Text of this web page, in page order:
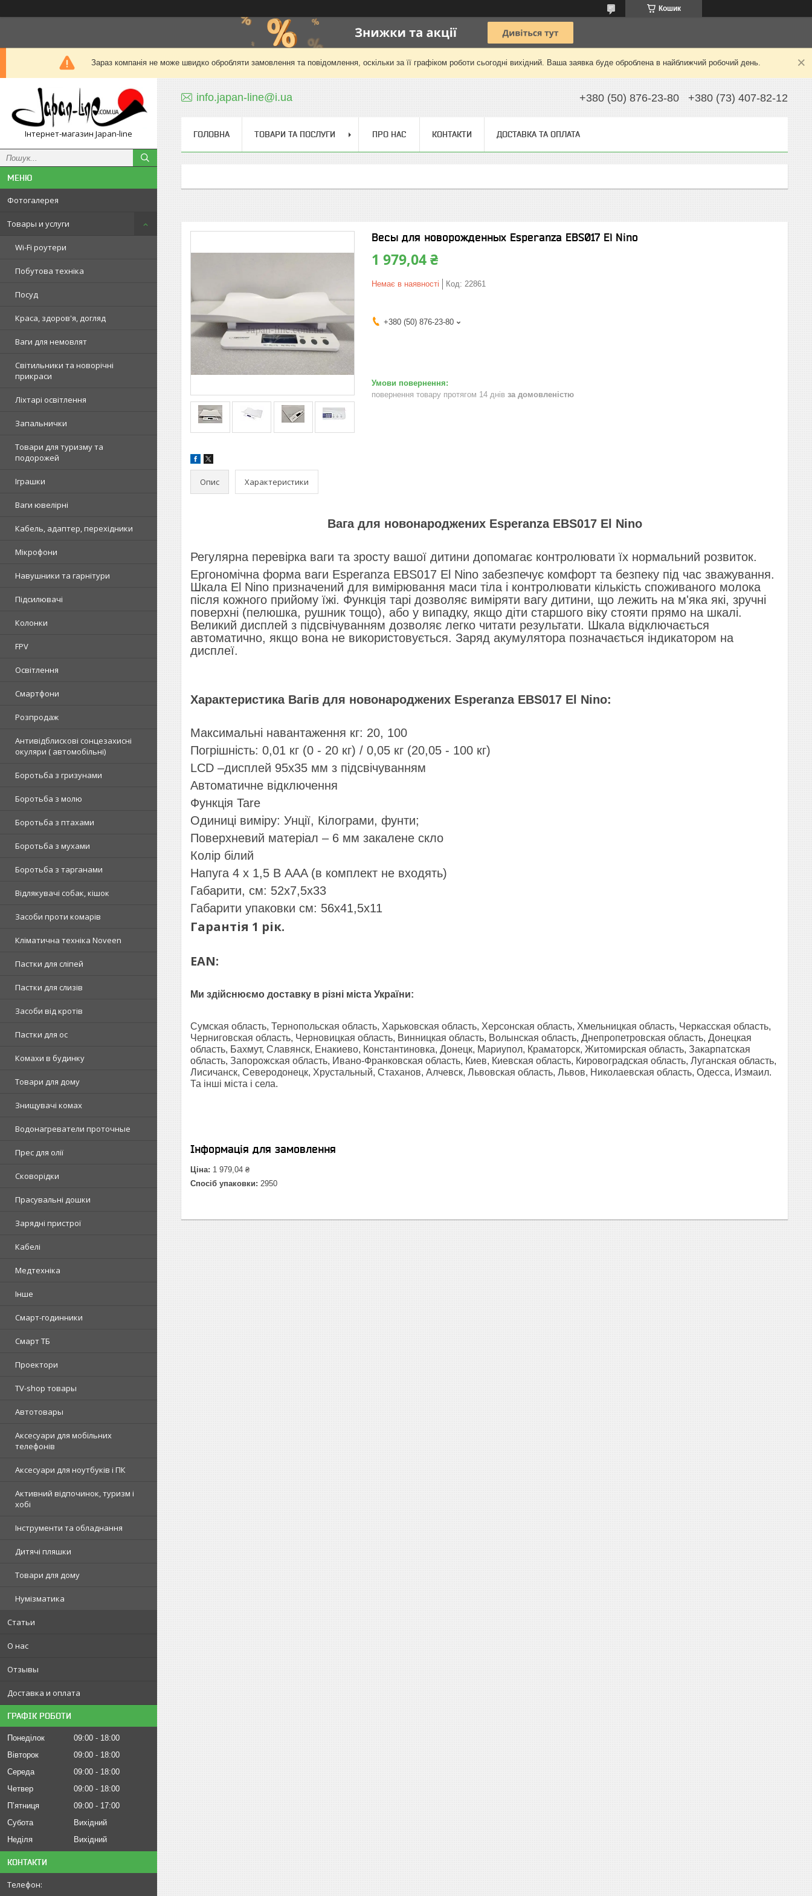
Кошик
Зараз компанія не може швидко обробляти замовлення та повідомлення, оскільки за її графіком роботи сьогодні вихідний. Ваша заявка буде оброблена в найближчий робочий день.
Інтернет-магазин Japan-line
Фотогалерея
Товары и услуги
Wi-Fi роутери
Побутова техніка
Посуд
Краса, здоров'я, догляд
Ваги для немовлят
Світильники та новорічні
прикраси
Ліхтарі освітлення
Запальнички
Товари для туризму та
подорожей
Іграшки
Ваги ювелірні
Кабель, адаптер, перехідники
Мікрофони
Навушники та гарнітури
Підсилювачі
Колонки
FPV
Освітлення
Смартфони
Розпродаж
Антивідблискові сонцезахисні
окуляри ( автомобільні)
Боротьба з гризунами
Боротьба з молю
Боротьба з птахами
Боротьба з мухами
Боротьба з тарганами
Відлякувачі собак, кішок
Засоби проти комарів
Кліматична техніка Noveen
Пастки для сліпей
Пастки для слизів
Засоби від кротів
Пастки для ос
Комахи в будинку
Товари для дому
Знищувачі комах
Водонагреватели проточные
Прес для олії
Сковорідки
Прасувальні дошки
Зарядні пристрої
Кабелі
Медтехніка
Інше
Смарт-годинники
Смарт ТБ
Проектори
TV-shop товары
Автотовары
Аксесуари для мобільних
телефонів
Аксесуари для ноутбуків і ПК
Активний відпочинок, туризм і
хобі
Інструменти та обладнання
Дитячі пляшки
Товари для дому
Нумізматика
Статьи
О нас
Отзывы
Доставка и оплата
ГРАФІК РОБОТИ
Понеділок 09:00
18:00
Вівторок
09:00
18:00
Середа
09:00
18:00
Четвер
09:00
18:00
Пʼятниця
09:00
17:00
Субота
Вихідний
Неділя
Вихідний
КОНТАКТИ
info.japan-line@i.ua +380 (50) 876-23-80 +380 (73) 407-82-12
ГОЛОВНА ТОВАРИ ТА ПОСЛУГИ ПРО НАС КОНТАКТИ ДОСТАВКА ТА ОПЛАТА
Весы для новорожденных Esperanza EBS017 El Nino
1 979,04 ₴
Немає в наявності Код: 22861
+380 (50) 876-23-80
повернення товару протягом 14 днів за домовленістю
Опис Характеристики
Вага для новонароджених Esperanza EBS017 El Nino
Регулярна перевірка ваги та зросту вашої дитини допомагає контролювати їх нормальний розвиток.
Ергономічна форма ваги Esperanza EBS017 El Nino забезпечує комфорт та безпеку під час зважування.
Шкала El Nino призначений для вимірювання маси тіла і контролювати кількість споживаного молока
після кожного прийому їжі. Функція тарі дозволяє виміряти вагу дитини, що лежить на м'яка які, зручні
поверхні (пелюшка, рушник тощо), або у випадку, якщо діти старшого віку стояти прямо на шкалі.
Великий дисплей з підсвічуванням дозволяє легко читати результати. Шкала відключається
автоматично, якщо вона не використовується. Заряд акумулятора позначається індикатором на
дисплеї.
Характеристика Вагів для новонароджених Esperanza EBS017 El Nino:
Максимальні навантаження кг: 20, 100
Погрішність: 0,01 кг (0 - 20 кг) / 0,05 кг (20,05 - 100 кг)
LCD –дисплей 95х35 мм з підсвічуванням
Автоматичне відключення
Функція Tare
Одиниці виміру: Унції, Кілограми, фунти;
Поверхневий матеріал – 6 мм закалене скло
Колір білий
Напуга 4 х 1,5 В AAA (в комплект не входять)
Габарити, см: 52х7,5х33
Габарити упаковки см: 56х41,5х11
Гарантія 1 рік.
EAN:
Ми здійснюємо доставку в різні міста України:
Сумская область, Тернопольская область, Харьковская область, Херсонская область, Хмельницкая область, Черкасская область,
Черниговская область, Черновицкая область, Винницкая область, Волынская область, Днепропетровская область, Донецкая
область, Бахмут, Славянск, Енакиево, Константиновка, Донецк, Мариупол, Краматорск, Житомирская область, Закарпатская
область, Запорожская область, Ивано-Франковская область, Киев, Киевская область, Кировоградская область, Луганская область,
Лисичанск, Северодонецк, Хрустальный, Стаханов, Алчевск, Львовская область, Львов, Николаевская область, Одесса, Измаил.
Та інші міста і села.
Інформація для замовлення
Ціна: 1 979,04 ₴
Спосіб упаковки: 2950